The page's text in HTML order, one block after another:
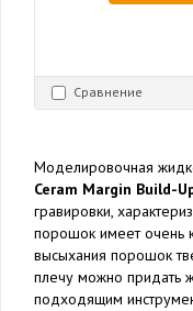
Сравнение
Моделировочная
Ceram Margin Build-
гравировки,
порошок имеет очень
высыхания порошок
плечу можно придать
подходящим